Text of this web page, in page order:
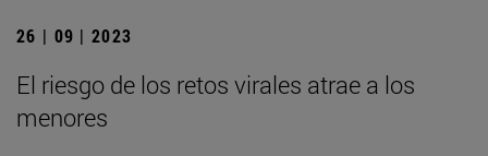
26 | 09 | 2023
El riesgo de los retos virales atrae a los
menores